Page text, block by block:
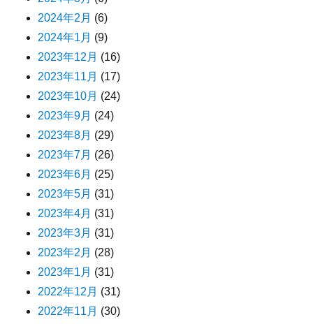
2024年2月 (6)
2024年1月 (9)
2023年12月 (16)
2023年11月 (17)
2023年10月 (24)
2023年9月 (24)
2023年8月 (29)
2023年7月 (26)
2023年6月 (25)
2023年5月 (31)
2023年4月 (31)
2023年3月 (31)
2023年2月 (28)
2023年1月 (31)
2022年12月 (31)
2022年11月 (30)